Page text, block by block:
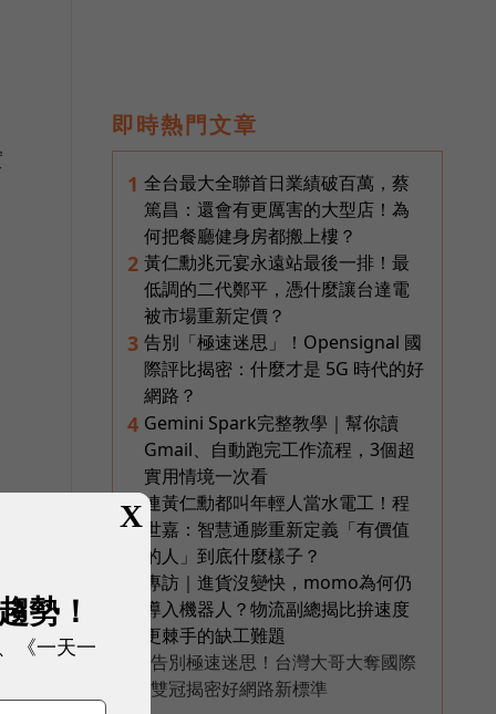
即時熱門文章
1 全台最大全聯首日業績破百萬，蔡
篤昌：還會有更厲害的大型店！為
何把餐廳健身房都搬上樓？
2 黃仁勳兆元宴永遠站最後一排！最
低調的二代鄭平，憑什麼讓台達電
被市場重新定價？
3 告別「極速迷思」！Opensignal 國
際評比揭密：什麼才是 5G 時代的好
網路？
4 Gemini Spark完整教學｜幫你讀
Gmail、自動跑完工作流程，3個超
實用情境一次看
5 連黃仁勳都叫年輕人當水電工！程
世嘉：智慧通膨重新定義「有價值
的人」到底什麼樣子？
專訪｜進貨沒變快，momo為何仍
導入機器人？物流副總揭比拚速度
更棘手的缺工難題
告別極速迷思！台灣大哥大奪國際
雙冠揭密好網路新標準
X
勢！
《一天一